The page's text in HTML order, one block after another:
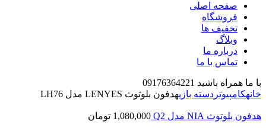
صفحه اصلی
فروشگاه
تخفیف ها
وبلاگ
درباره ما
تماس با ما
با ما همراه باشید 09176364221
خانهکامپیوتر دسته بازیهدفون بلوتوث LENYES مدل LH76
هدفون بلوتوث NIA مدل Q2 1,080,000 تومان